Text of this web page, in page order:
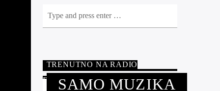
TRENUTNO NA RADIO
FUTOGUSAMO MUZIKA